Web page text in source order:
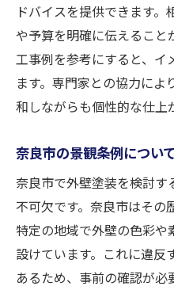
ドバイスを提供できます
や予算を明確に伝えること
工事例を参考にすると、イ
ます。専門家との協力に
和しながらも個性的な仕上
奈良市の景観条例につい
奈良市で外壁塗装を検討
不可欠です。奈良市はその
特定の地域で外壁の色彩
設けています。これに違反
あるため、事前の確認が